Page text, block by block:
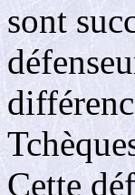
sont
Cette